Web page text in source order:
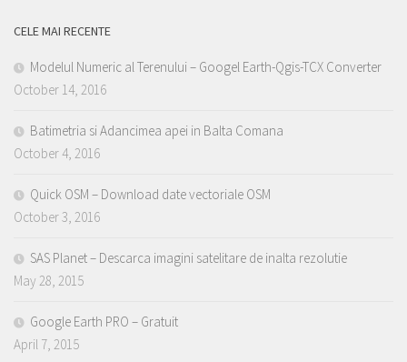
CELE MAI RECENTE
Modelul Numeric al Terenului – Googel Earth-Qgis-TCX Converter
October 14, 2016
Batimetria si Adancimea apei in Balta Comana
October 4, 2016
Quick OSM – Download date vectoriale OSM
October 3, 2016
SAS Planet – Descarca imagini satelitare de inalta rezolutie
May 28, 2015
Google Earth PRO – Gratuit
April 7, 2015